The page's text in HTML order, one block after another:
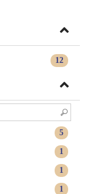
12
5
1
1
1